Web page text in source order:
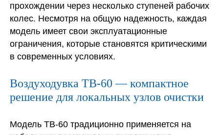
прохождении через несколько ступеней рабочих
колес. Несмотря на общую надежность, каждая
модель имеет свои эксплуатационные
ограничения, которые становятся критическими
в современных условиях.
Воздуходувка ТВ-60 — компактное
решение для локальных узлов очистки
Модель ТВ-60 традиционно применяется на